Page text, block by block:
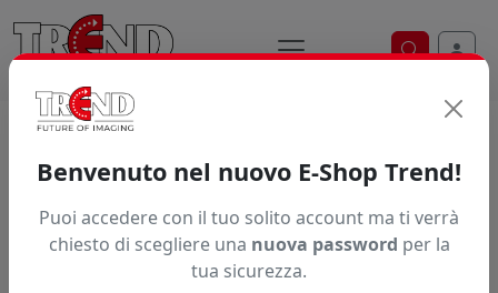
Ricerca
Trend S.r.l.
stampa digitale dal 1997
Benvenuto nel nuovo E-Shop Trend!
Puoi accedere con il tuo solito account ma ti verrà
chiesto di scegliere una nuova password per la
tua sicurezza.